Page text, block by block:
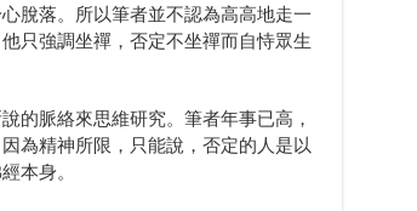
脫落。所以筆者並不認為高高地走一
只強調坐禪，否定不坐禪而自恃眾生
的脈絡來思維研究。筆者年事已高，
為精神所限，只能說，否定的人是以
本身。